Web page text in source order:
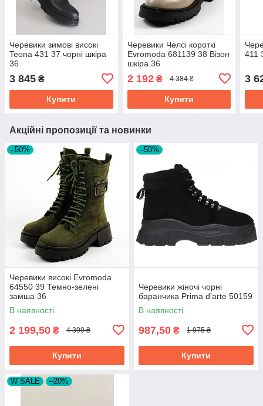
Черевики зимові високі
Teona 431 37 чорні шкіра
36
3 845 ₴
Купити
Черевики Челсі короткі
Evromoda 681139 38 Візон
шкіра 36
2 192₴ 4 384 ₴
Купити
411
3
Акційні пропозиції та новинки
–50%
Черевики високі Evromoda
64550 39 Темно-зелені
замша 36
В наявності
2 199,50 ₴ 4 399 ₴
Купити
–50%
Черевики жіночі чорні
баранчика Prima d'arte 50159
В наявності
987,50 ₴ 1 975 ₴
Купити
W SALE –20%